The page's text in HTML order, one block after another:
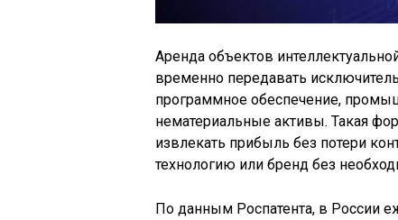
Аренда объектов
временно передавать
программное обеспечение,
нематериальные активы. Такая
извлекать прибыль без потери
технологию или бренд без
По данным Роспатента, в России